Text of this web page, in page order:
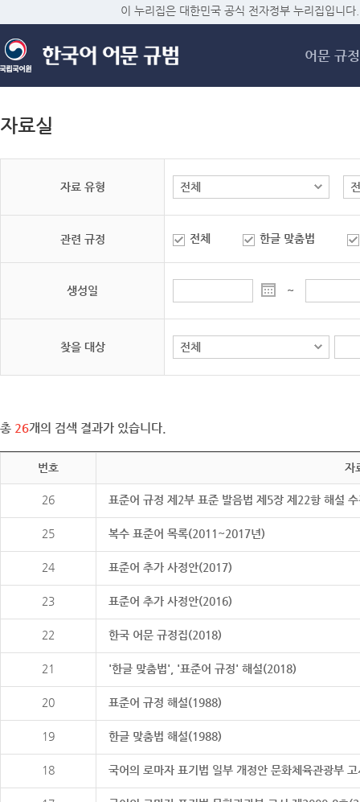
메
이 누리집은 대한민국 공식 전자정부 누리집입니다.
어문 규정
자료실
자료 유형
관련 규정 전체 한글 맞춤법
생성일 ~
찾을 대상
총 26개의 검색 결과가 있습니다.
번호 자
26 표준어 규정 제2부 표준 발음법 제5장 제22항 해설
25 복수 표준어 목록(2011~2017년)
24 표준어 추가 사정안(2017)
23 표준어 추가 사정안(2016)
22 한국 어문 규정집(2018)
21 '한글 맞춤법', '표준어 규정' 해설(2018)
20 표준어 규정 해설(1988)
19 한글 맞춤법 해설(1988)
18 국어의 로마자 표기법 일부 개정안 문화체육관광부